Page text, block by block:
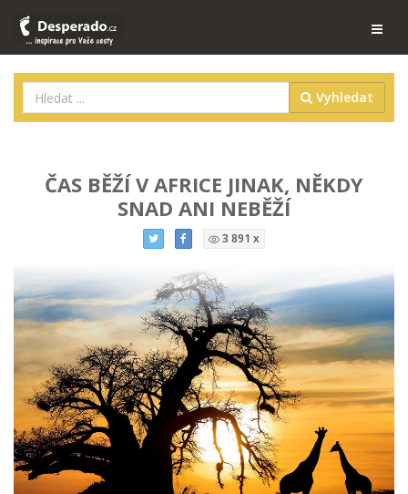
Vyhledat
ČAS BĚŽÍ V AFRICE JINAK, NĚKDY
SNAD ANI NEBĚŽÍ
3 891 x